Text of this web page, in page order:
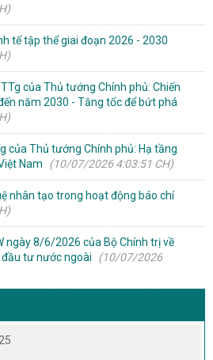
tế tập thể giai đoạn 2026 - 2030
của Thủ tướng Chính phủ: Chiến
năm 2030 - Tăng tốc để bứt phá
của Thủ tướng Chính phủ: Hạ tầng
Nam
(10/07/2026 4:03:51 CH)
nhân tạo trong hoạt động báo chí
ngày 8/6/2026 của Bộ Chính trị về
tư nước ngoài
(10/07/2026